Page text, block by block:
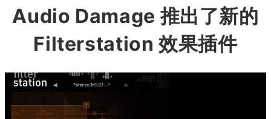
Audio Damage 推出了新的
Filterstation 效果插件